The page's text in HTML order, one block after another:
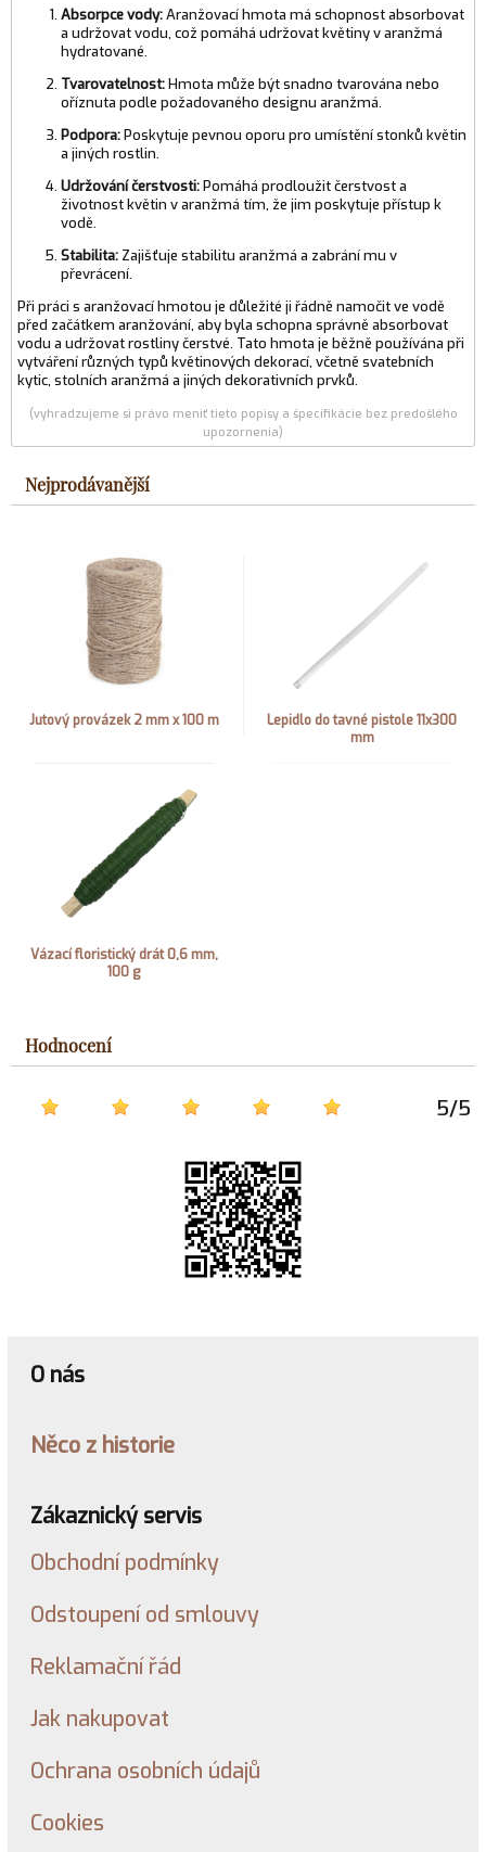
Hodnocení
5/5
Absorpce vody:Aranžovací hmota má schopnost absorbovat
a udržovat vodu, což pomáhá udržovat květiny v aranžmá
hydratované.
Tvarovatelnost:Hmota může být snadno tvarována nebo
oříznuta podle požadovaného designu aranžmá.
Podpora:Poskytuje pevnou oporu pro umístění stonků květin
a jiných rostlin.
Udržování čerstvosti:Pomáhá prodloužit čerstvost a
životnost květin v aranžmá tím, že jim poskytuje přístup k
vodě.
Stabilita: Zajišťuje stabilitu aranžmá a zabrání mu v
převrácení.
Při práci s aranžovací hmotou je důležité ji řádně namočit ve vodě
před začátkem aranžování, aby byla schopna správně absorbovat
vodu a udržovat rostliny čerstvé. Tato hmota je běžně používána při
vytváření různých typů květinových dekorací, včetně svatebních
kytic, stolních aranžmá a jiných dekorativních prvků.
(vyhradzujeme si právo meniť tieto popisy a špecifikácie bez predošlého
upozornenia)
Nejprodávanější
Jutový provázek 2 mm x 100 m
Lepidlo do tavné pistole 11x300
mm
Vázací floristický drát 0,6 mm,
100 g
O nás
Něco z historie
Zákaznický servis
Obchodní podmínky
Odstoupení od smlouvy
Reklamační řád
Jak nakupovat
Ochrana osobních údajů
Cookies